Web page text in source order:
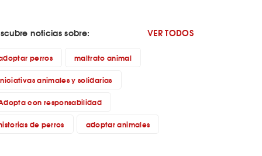
noticias sobre: VER TODOS
perros
maltrato animal
animales y solidarias
con responsabilidad
de perros
adoptar animales